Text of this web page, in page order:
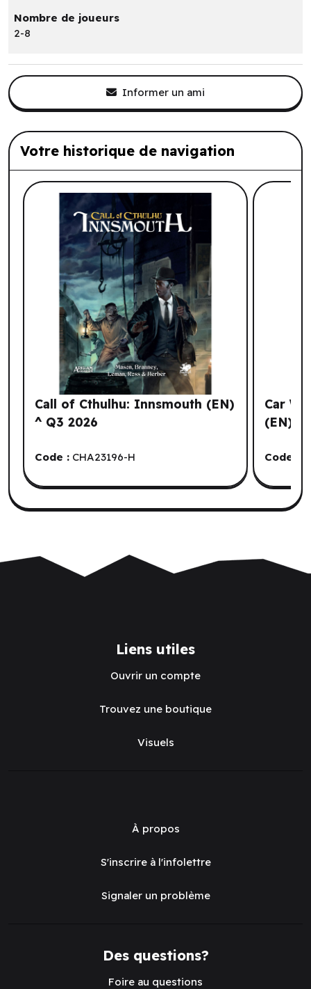
Nombre de joueurs
2-8
Informer un ami
Votre historique de navigation
Liste de produits suggérés: Votre
Call of Cthulhu: Innsmouth (EN)
^ Q3 2026
Code : CHA23196-H
Car
(EN) ^
Code :
Liens utiles
Ouvrir un compte
Trouvez une boutique
Visuels
À propos
S'inscrire à l'infolettre
Signaler un problème
Des questions?
Foire au questions